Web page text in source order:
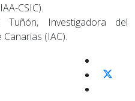
CSIC).
Investigadora del
(IAC).